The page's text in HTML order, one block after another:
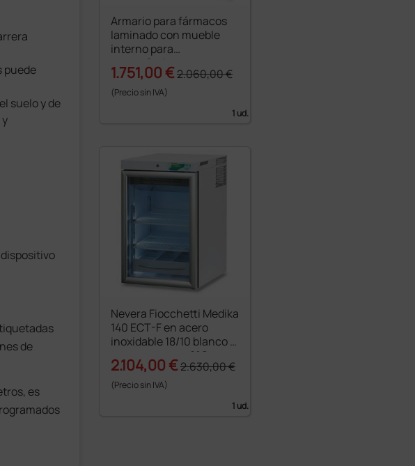
puede
suelo y de
de
es
Armario para fármacos
laminado con mueble
interno para
estupefacientes
1.751,00 €2.060,00 €
(Precio sin IVA)
1 ud.
Nevera Fiocchetti Medika
140 ECT-F en acero
inoxidable 18/10 blanco -
temperaturas +2°C e
+15°C
2.104,00 €2.630,00 €
(Precio sin IVA)
1 ud.